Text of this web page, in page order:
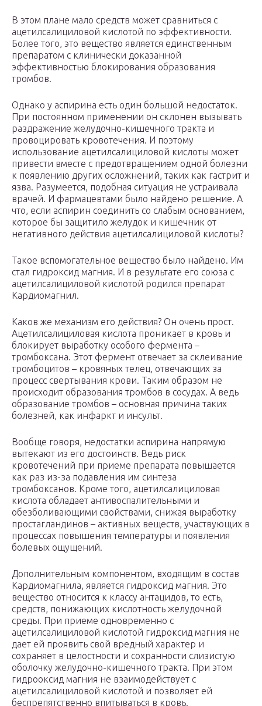
В этом плане мало средств может сравниться с
ацетилсалициловой кислотой по эффективности.
Более того, это вещество является единственным
препаратом с клинически доказанной
эффективностью блокирования образования
тромбов.
Однако у аспирина есть один большой недостаток.
При постоянном применении он склонен вызывать
раздражение желудочно-кишечного тракта и
провоцировать кровотечения. И поэтому
использование ацетилсалициловой кислоты может
привести вместе с предотвращением одной болезни
к появлению других осложнений, таких как гастрит и
язва. Разумеется, подобная ситуация не устраивала
врачей. И фармацевтами было найдено решение. А
что, если аспирин соединить со слабым основанием,
которое бы защитило желудок и кишечник от
негативного действия ацетилсалициловой кислоты?
Такое вспомогательное вещество было найдено. Им
стал гидроксид магния. И в результате его союза с
ацетилсалициловой кислотой родился препарат
Кардиомагнил.
Каков же механизм его действия? Он очень прост.
Ацетилсалициловая кислота проникает в кровь и
блокирует выработку особого фермента –
тромбоксана. Этот фермент отвечает за склеивание
тромбоцитов – кровяных телец, отвечающих за
процесс свертывания крови. Таким образом не
происходит образования тромбов в сосудах. А ведь
образование тромбов – основная причина таких
болезней, как инфаркт и инсульт.
Вообще говоря, недостатки аспирина напрямую
вытекают из его достоинств. Ведь риск
кровотечений при приеме препарата повышается
как раз из-за подавления им синтеза
тромбоксанов. Кроме того, ацетилсалициловая
кислота обладает антивоспалительными и
обезболивающими свойствами, снижая выработку
простагландинов – активных веществ, участвующих в
процессах повышения температуры и появления
болевых ощущений.
Дополнительным компонентом, входящим в состав
Кардиомагнила, является гидроксид магния. Это
вещество относится к классу антацидов, то есть,
средств, понижающих кислотность желудочной
среды. При приеме одновременно с
ацетилсалициловой кислотой гидроксид магния не
дает ей проявить свой вредный характер и
сохраняет в целостности и сохранности слизистую
оболочку желудочно-кишечного тракта. При этом
гидрооксид магния не взаимодействует с
ацетилсалициловой кислотой и позволяет ей
беспрепятственно впитываться в кровь.